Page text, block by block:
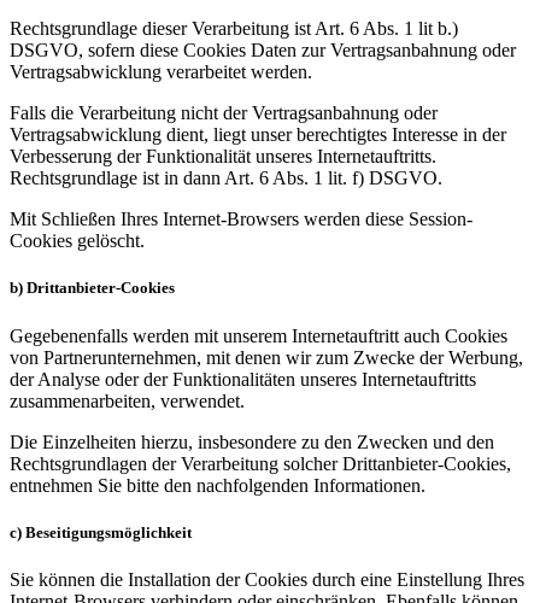
Rechtsgrundlage dieser Verarbeitung ist Art. 6 Abs. 1 lit b.)
DSGVO, sofern diese Cookies Daten zur Vertragsanbahnung oder
Vertragsabwicklung verarbeitet werden.
Falls die Verarbeitung nicht der Vertragsanbahnung oder
Vertragsabwicklung dient, liegt unser berechtigtes Interesse in der
Verbesserung der Funktionalität unseres Internetauftritts.
Rechtsgrundlage ist in dann Art. 6 Abs. 1 lit. f) DSGVO.
Mit Schließen Ihres Internet-Browsers werden diese Session-
Cookies gelöscht.
b) Drittanbieter-Cookies
Gegebenenfalls werden mit unserem Internetauftritt auch Cookies
von Partnerunternehmen, mit denen wir zum Zwecke der Werbung,
der Analyse oder der Funktionalitäten unseres Internetauftritts
zusammenarbeiten, verwendet.
Die Einzelheiten hierzu, insbesondere zu den Zwecken und den
Rechtsgrundlagen der Verarbeitung solcher Drittanbieter-Cookies,
entnehmen Sie bitte den nachfolgenden Informationen.
c) Beseitigungsmöglichkeit
Sie können die Installation der Cookies durch eine Einstellung Ihres